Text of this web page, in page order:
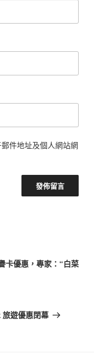
件地址及個人網站網
卡優惠，專家：“白菜
遊優惠閉幕